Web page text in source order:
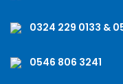
0324 229 0133 &
0546 806 3241